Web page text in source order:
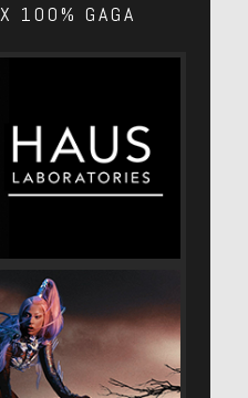
100% GAGA